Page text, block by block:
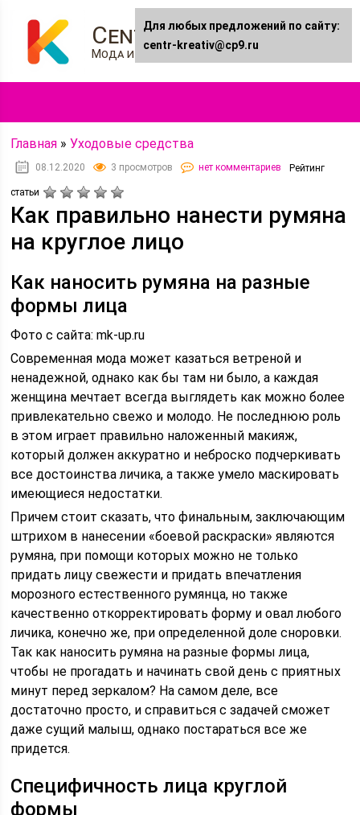
Centr-kreativ.ru
Мода и Стиль
Главная »Уходовые средства
08.12.2020 3 просмотров нет комментариев Рейтинг
статьи
Как правильно нанести румяна
на круглое лицо
Как наносить румяна на разные
формы лица
Фото с сайта: mk-up.ru
Современная мода может казаться ветреной и
ненадежной, однако как бы там ни было, а каждая
женщина мечтает всегда выглядеть как можно более
привлекательно свежо и молодо. Не последнюю роль
в этом играет правильно наложенный макияж,
который должен аккуратно и неброско подчеркивать
все достоинства личика, а также умело маскировать
имеющиеся недостатки.
Причем стоит сказать, что финальным, заключающим
штрихом в нанесении «боевой раскраски» являются
румяна, при помощи которых можно не только
придать лицу свежести и придать впечатления
морозного естественного румянца, но также
качественно откорректировать форму и овал любого
личика, конечно же, при определенной доле сноровки.
Так как наносить румяна на разные формы лица,
чтобы не прогадать и начинать свой день с приятных
минут перед зеркалом? На самом деле, все
достаточно просто, и справиться с задачей сможет
даже сущий малыш, однако постараться все же
придется.
Специфичность лица круглой
формы
Для любых предложений по сайту:
centr-kreativ@cp9.ru